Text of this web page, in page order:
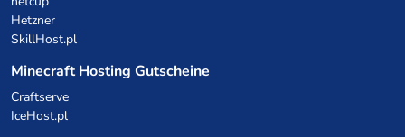
Hetzner
SkillHost.pl
Minecraft Hosting Gutscheine
Craftserve
IceHost.pl